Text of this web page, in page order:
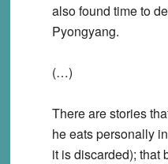
also found time to
Pyongyang.
(…)
There are stories
he eats personally
it is discarded); that